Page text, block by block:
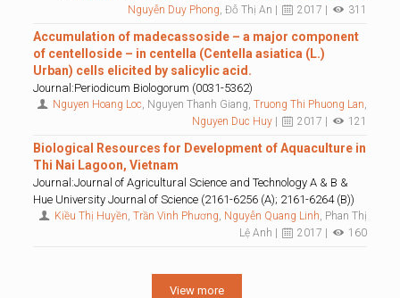
Nguyễn Duy Phong, Đỗ Thị An | 2017 | 311
Accumulation of madecassoside – a major component
of centelloside – in centella (Centella asiatica (L.)
Urban) cells elicited by salicylic acid.
Journal:Periodicum Biologorum (0031-5362)
Nguyen Hoang Loc, Nguyen Thanh Giang,Truong Thi Phuong Lan,
Nguyen Duc Huy| 2017 | 121
Biological Resources for Development of Aquaculture in
Thi Nai Lagoon, Vietnam
Journal:Journal of Agricultural Science and Technology A & B &
Hue University Journal of Science (2161-6256 (A); 2161-6264 (B))
Kiều Thị Huyền,Trần Vinh Phương, Nguyễn Quang Linh, Phan Thị
Lệ Anh |
2017 | 160
View more